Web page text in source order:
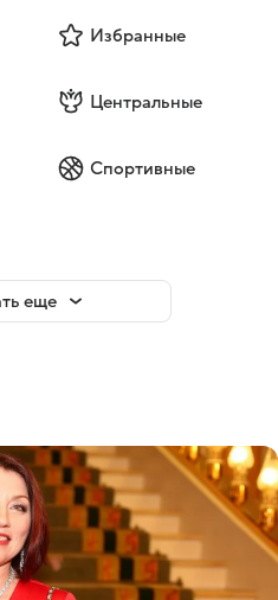
Избранные
Центральные
Спортивные
еще